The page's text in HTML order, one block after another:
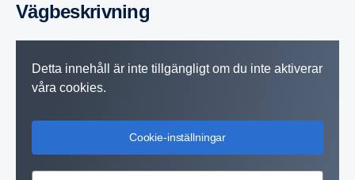
Vägbe­skriv­ning
Detta innehåll är inte tillgängligt om du inte aktiverar
våra cookies.
Cookie-inställningar